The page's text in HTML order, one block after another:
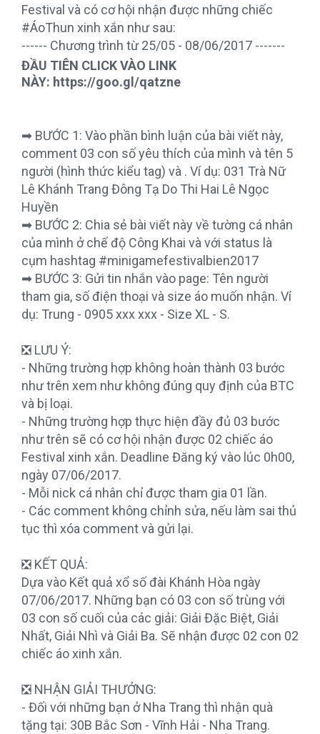
Liên hệ
Festival và có cơ hội nhận được những chiếc
#ÁoThun xinh xắn như sau:
------ Chương trình từ 25/05 - 08/06/2017 -------
ĐẦU TIÊN CLICK VÀO LINK
NÀY: https://goo.gl/qatzne
➡ BƯỚC 1: Vào phần bình luận của bài viết này,
comment 03 con số yêu thích của mình và tên 5
người (hình thức kiểu tag) và . Ví dụ: 031 Trà Nữ
Lê Khánh Trang Đông Tạ Do Thi Hai Lê Ngọc
Huyền
➡ BƯỚC 2: Chia sẻ bài viết này về tường cá nhân
của mình ở chế độ Công Khai và với status là
cụm hashtag #minigamefestivalbien2017
➡ BƯỚC 3: Gửi tin nhắn vào page: Tên người
tham gia, số điện thoại và size áo muốn nhận. Ví
dụ: Trung - 0905 xxx xxx - Size XL - S.
❎ LƯU Ý:
- Những trường hợp không hoàn thành 03 bước
như trên xem như không đúng quy định của BTC
và bị loại.
- Những trường hợp thực hiện đầy đủ 03 bước
như trên sẽ có cơ hội nhận được 02 chiếc áo
Festival xinh xắn. Deadline Đăng ký vào lúc 0h00,
ngày 07/06/2017.
- Mỗi nick cá nhân chỉ được tham gia 01 lần.
- Các comment không chỉnh sửa, nếu làm sai thủ
tục thì xóa comment và gửi lại.
❎ KẾT QUẢ:
Dựa vào Kết quả xổ số đài Khánh Hòa ngày
07/06/2017. Những bạn có 03 con số trùng với
03 con số cuối của các giải: Giải Đặc Biệt, Giải
Nhất, Giải Nhì và Giải Ba. Sẽ nhận được 02 con 02
chiếc áo xinh xắn.
❎ NHẬN GIẢI THƯỞNG:
- Đối với những bạn ở Nha Trang thì nhận quà
tặng tại: 30B Bắc Sơn - Vĩnh Hải - Nha Trang.